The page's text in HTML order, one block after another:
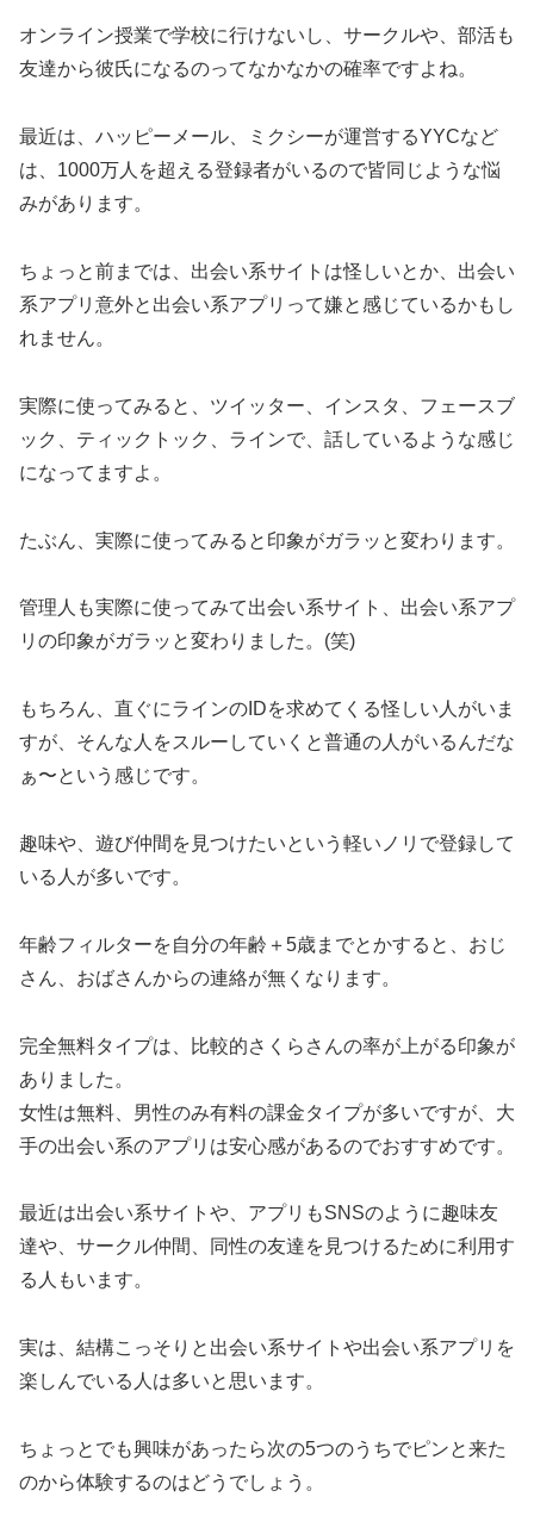
オンライン授業で学校に行けないし、サークルや、部活も
友達から彼氏になるのってなかなかの確率ですよね。
最近は、ハッピーメール、ミクシーが運営するYYCなど
は、1000万人を超える登録者がいるので皆同じような悩
みがあります。
ちょっと前までは、出会い系サイトは怪しいとか、出会い
系アプリ意外と出会い系アプリって嫌と感じているかもし
れません。
実際に使ってみると、ツイッター、インスタ、フェースブ
ック、ティックトック、ラインで、話しているような感じ
になってますよ。
たぶん、実際に使ってみると印象がガラッと変わります。
管理人も実際に使ってみて出会い系サイト、出会い系アプ
リの印象がガラッと変わりました。(笑)
もちろん、直ぐにラインのIDを求めてくる怪しい人がいま
すが、そんな人をスルーしていくと普通の人がいるんだな
ぁ〜という感じです。
趣味や、遊び仲間を見つけたいという軽いノリで登録して
いる人が多いです。
年齢フィルターを自分の年齢＋5歳までとかすると、おじ
さん、おばさんからの連絡が無くなります。
完全無料タイプは、比較的さくらさんの率が上がる印象が
ありました。
女性は無料、男性のみ有料の課金タイプが多いですが、大
手の出会い系のアプリは安心感があるのでおすすめです。
最近は出会い系サイトや、アプリもSNSのように趣味友
達や、サークル仲間、同性の友達を見つけるために利用す
る人もいます。
実は、結構こっそりと出会い系サイトや出会い系アプリを
楽しんでいる人は多いと思います。
ちょっとでも興味があったら次の5つのうちでピンと来た
のから体験するのはどうでしょう。